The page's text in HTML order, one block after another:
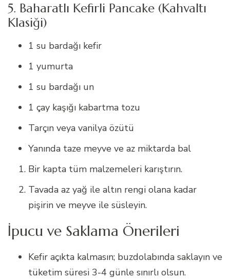
5. Baharatlı Kefirli Pancake (Kahvaltı
Klasiği)
1 su bardağı kefir
1 yumurta
1 su bardağı un
1 çay kaşığı kabartma tozu
Tarçın veya vanilya özütü
Yanında taze meyve ve az miktarda bal
Bir kapta tüm malzemeleri karıştırın.
Tavada az yağ ile altın rengi olana kadar
pişirin ve meyve ile süsleyin.
İpucu ve Saklama Önerileri
Kefir açıkta kalmasın; buzdolabında saklayın ve
tüketim süresi 3-4 günle sınırlı olsun.